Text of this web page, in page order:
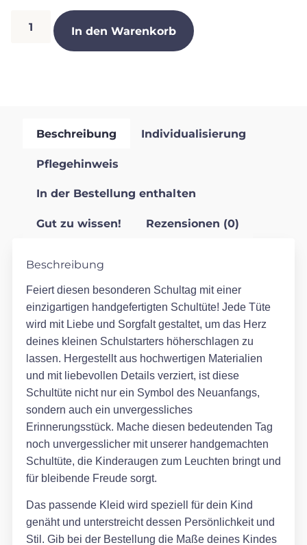
In den Warenkorb
Beschreibung Individualisierung
Pflegehinweis
In der Bestellung enthalten
Gut zu wissen! Rezensionen (0)
Beschreibung
Feiert diesen besonderen Schultag mit einer
einzigartigen handgefertigten Schultüte! Jede Tüte
wird mit Liebe und Sorgfalt gestaltet, um das Herz
deines kleinen Schulstarters höherschlagen zu
lassen. Hergestellt aus hochwertigen Materialien
und mit liebevollen Details verziert, ist diese
Schultüte nicht nur ein Symbol des Neuanfangs,
sondern auch ein unvergessliches
Erinnerungsstück. Mache diesen bedeutenden Tag
noch unvergesslicher mit unserer handgemachten
Schultüte, die Kinderaugen zum Leuchten bringt und
für bleibende Freude sorgt.
Das passende Kleid wird speziell für dein Kind
genäht und unterstreicht dessen Persönlichkeit und
Stil. Gib bei der Bestellung die Maße deines Kindes